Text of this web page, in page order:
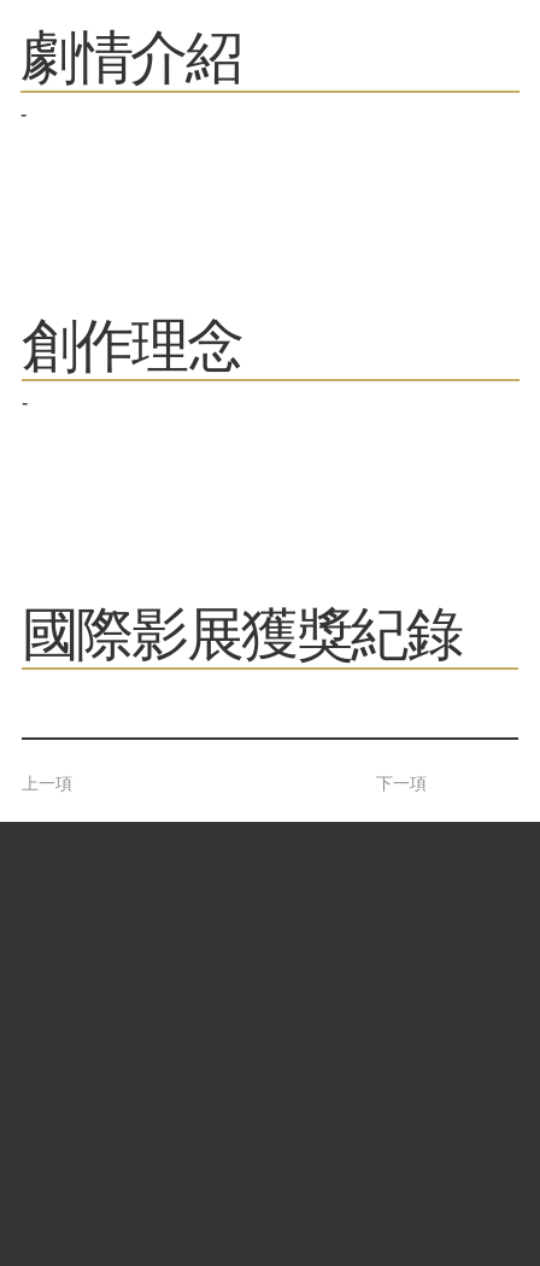
劇情介紹
-
​創作理念
-
​國際影展獲獎紀錄
上一項 下一項